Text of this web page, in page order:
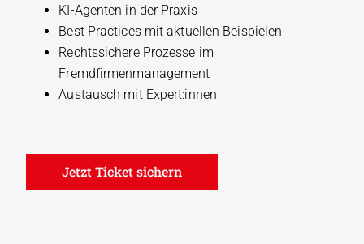
KI-Agenten in der Praxis
Best Practices mit aktuellen Beispielen
Rechtssichere Prozesse im
Fremdfirmenmanagement
Austausch mit Expert:innen
Jetzt Ticket sichern